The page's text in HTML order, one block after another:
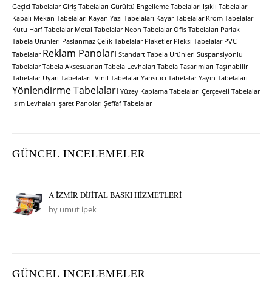
Geçici Tabelalar Giriş Tabelaları Gürültü Engelleme Tabelaları Işıklı Tabelalar
Kapalı Mekan Tabelaları Kayan Yazı Tabelaları Kayar Tabelalar Krom Tabelalar
Kutu Harf Tabelalar Metal Tabelalar Neon Tabelalar Ofis Tabelaları Parlak
Tabela Ürünleri Paslanmaz Çelik Tabelalar Plaketler Pleksi Tabelalar PVC
Tabelalar Reklam Panoları Standart Tabela Ürünleri Süspansiyonlu
Tabelalar Tabela Aksesuarları Tabela Levhaları Tabela Tasarımları Taşınabilir
Tabelalar Uyarı Tabelaları. Vinil Tabelalar Yansıtıcı Tabelalar Yayın Tabelaları
Yönlendirme Tabelaları Yüzey Kaplama Tabelaları Çerçeveli Tabelalar
İsim Levhaları İşaret Panoları Şeffaf Tabelalar
GÜNCEL INCELEMELER
A İZMİR DİJİTAL BASKI HİZMETLERİ
by umut ipek
GÜNCEL INCELEMELER